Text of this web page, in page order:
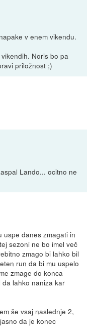
v enem vikendu.
Noris bo pa
priložnost ;)
Lando... ocitno ne
uspe danes zmagati in
sezoni ne bo imel več
zmago bi lahko bil
run da bi mu uspelo
zmage do konca
lahko naniza kar
še vsaj naslednje 2,
da je konec